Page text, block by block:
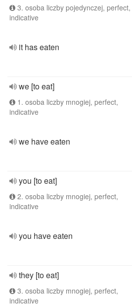
3. osoba liczby pojedynczej, perfect,
indicative
it has eaten
we [to eat]
1. osoba liczby mnogiej, perfect,
indicative
we have eaten
you [to eat]
2. osoba liczby mnogiej, perfect,
indicative
you have eaten
they [to eat]
3. osoba liczby mnogiej, perfect,
indicative